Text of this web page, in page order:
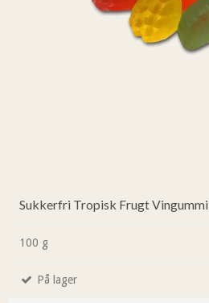
Sukkerfri Tropisk Frugt Vingummi
100 g
På lager